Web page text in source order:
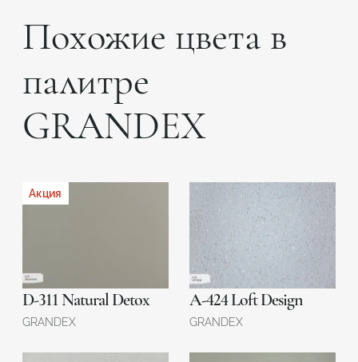
Похожие цвета в
палитре
GRANDEX
Акция
D-311 Natural Detox
GRANDEX
A-424 Loft Design
GRANDEX